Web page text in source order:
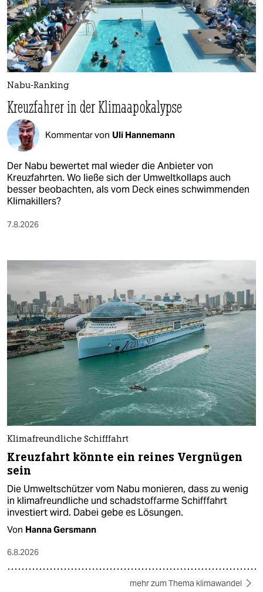
Nabu-Ranking
Kreuzfahrer in der Klimaapokalypse
Kommentar von Uli Hannemann
Der Nabu bewertet mal wieder die Anbieter von
Kreuzfahrten. Wo ließe sich der Umweltkollaps auch
besser beobachten, als vom Deck eines schwimmenden
Klimakillers?
7.8.2026
Klimafreundliche Schifffahrt
Kreuzfahrt könnte ein reines Vergnügen
sein
Die Umweltschützer vom Nabu monieren, dass zu wenig
in klimafreundliche und schadstoffarme Schifffahrt
investiert wird. Dabei gebe es Lösungen.
Von Hanna Gersmann
6.8.2026
mehr zum Thema klimawandel